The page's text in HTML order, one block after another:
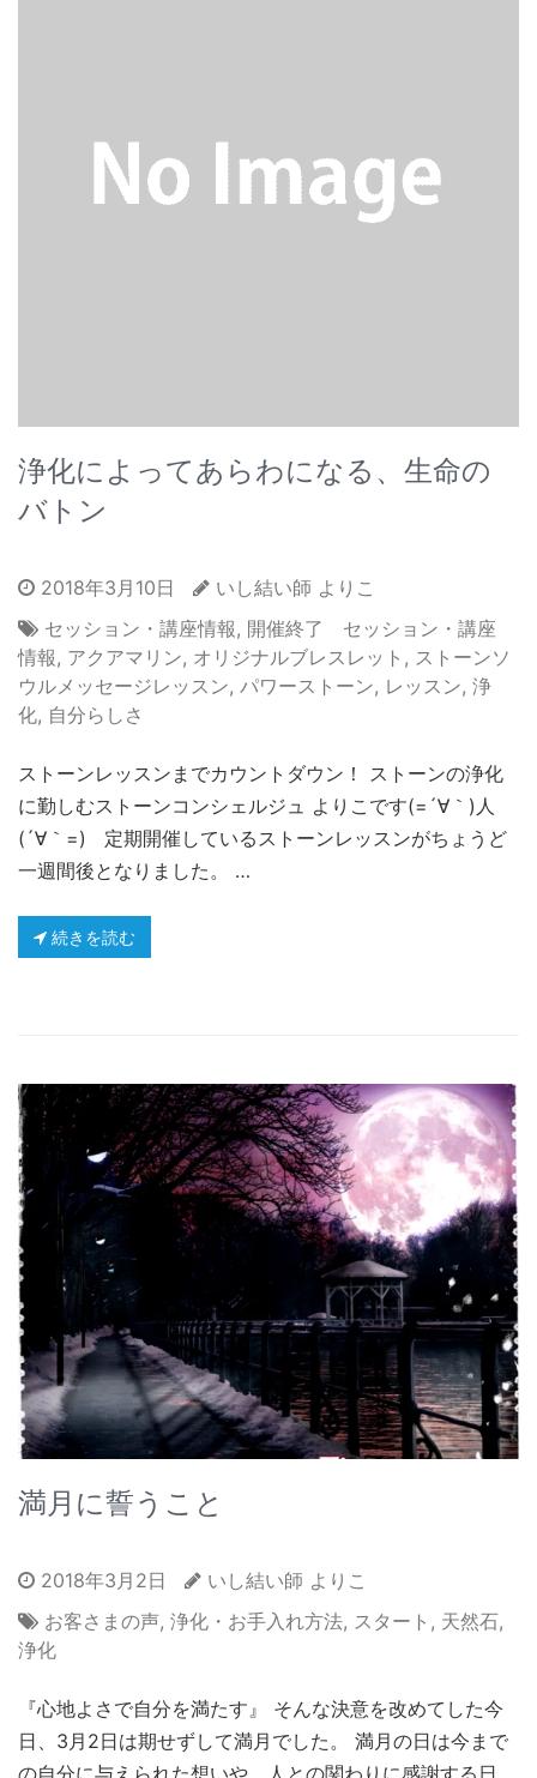
浄化によってあらわになる、生命の
バトン
2018年3月10日
いし結い師 よりこ
セッション・講座情報 , 開催終了 セッション・講座
情報 , アクアマリン, オリジナルブレスレット , ストーンソ
ウルメッセージレッスン, パワーストーン, レッスン, 浄
化, 自分らしさ
ストーンレッスンまでカウントダウン！ ストーンの浄化
に勤しむストーンコンシェルジュ よりこです(=´∀｀)人
(´∀｀=) 定期開催しているストーンレッスンがちょうど
一週間後となりました。 …
続きを読む
満月に誓うこと
2018年3月2日
いし結い師 よりこ
お客さまの声, 浄化・お手入れ方法, スタート , 天然石,
浄化
『心地よさで自分を満たす』 そんな決意を改めてした今
日、3月2日は期せずして満月でした。 満月の日は今まで